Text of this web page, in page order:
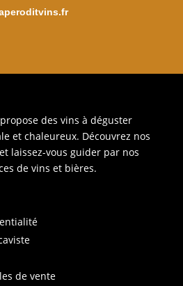
des vins à déguster
et chaleureux. Découvrez nos
laissez-vous guider par nos
de vins et bières.
de vente